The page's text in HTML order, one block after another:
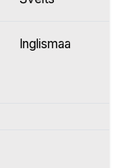
Inglismaa